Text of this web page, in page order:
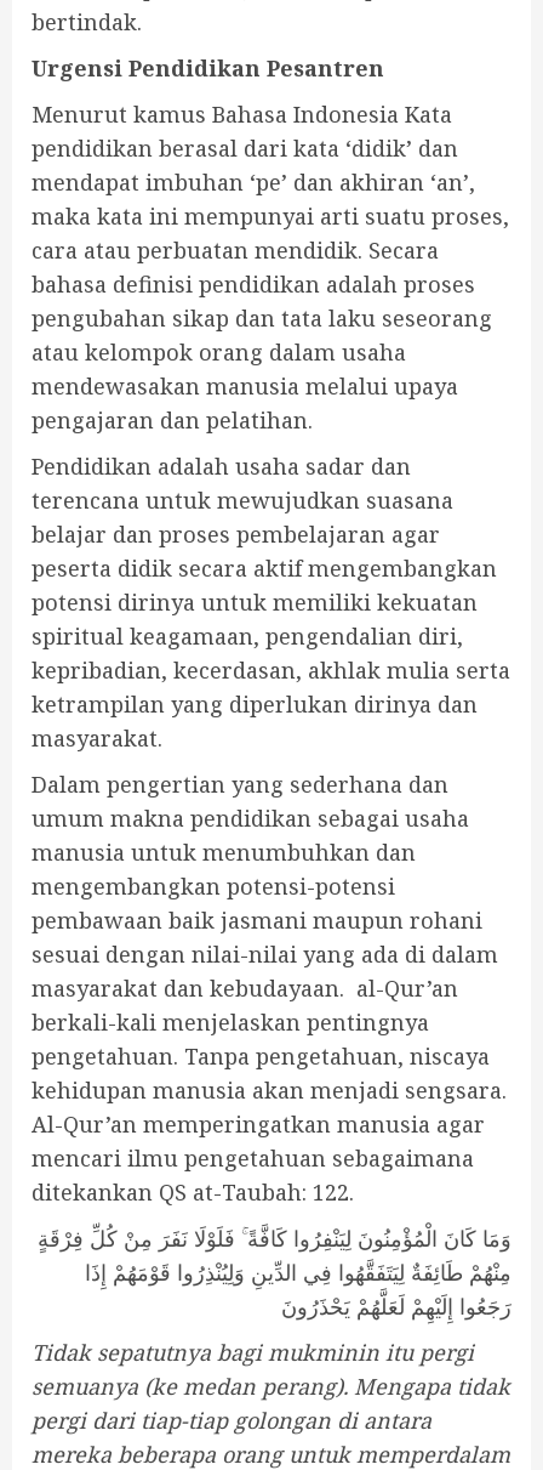
bertindak.
Urgensi Pendidikan Pesantren
Menurut kamus Bahasa Indonesia Kata
pendidikan berasal dari kata ‘didik’ dan
mendapat imbuhan ‘pe’ dan akhiran ‘an’,
maka kata ini mempunyai arti suatu proses,
cara atau perbuatan mendidik. Secara
bahasa definisi pendidikan adalah proses
pengubahan sikap dan tata laku seseorang
atau kelompok orang dalam usaha
mendewasakan manusia melalui upaya
pengajaran dan pelatihan.
Pendidikan adalah usaha sadar dan
terencana untuk mewujudkan suasana
belajar dan proses pembelajaran agar
peserta didik secara aktif mengembangkan
potensi dirinya untuk memiliki kekuatan
spiritual keagamaan, pengendalian diri,
kepribadian, kecerdasan, akhlak mulia serta
ketrampilan yang diperlukan dirinya dan
masyarakat.
Dalam pengertian yang sederhana dan
umum makna pendidikan sebagai usaha
manusia untuk menumbuhkan dan
mengembangkan potensi-potensi
pembawaan baik jasmani maupun rohani
sesuai dengan nilai-nilai yang ada di dalam
masyarakat dan kebudayaan. al-Qur’an
berkali-kali menjelaskan pentingnya
pengetahuan. Tanpa pengetahuan, niscaya
kehidupan manusia akan menjadi sengsara.
Al-Qur’an memperingatkan manusia agar
mencari ilmu pengetahuan sebagaimana
ditekankan QS at-Taubah: 122.
وَمَا كَانَ الْمُؤْمِنُونَ لِيَنْفِرُوا كَافَّةً ۚ فَلَوْلَا نَفَرَ مِنْ كُلِّ فِرْقَةٍ
مِنْهُمْ طَائِفَةٌ لِيَتَفَقَّهُوا فِي الدِّينِ وَلِيُنْذِرُوا قَوْمَهُمْ إِذَا
رَجَعُوا إِلَيْهِمْ لَعَلَّهُمْ يَحْذَرُونَ
Tidak sepatutnya bagi mukminin itu pergi
semuanya (ke medan perang). Mengapa tidak
pergi dari tiap-tiap golongan di antara
mereka beberapa orang untuk memperdalam